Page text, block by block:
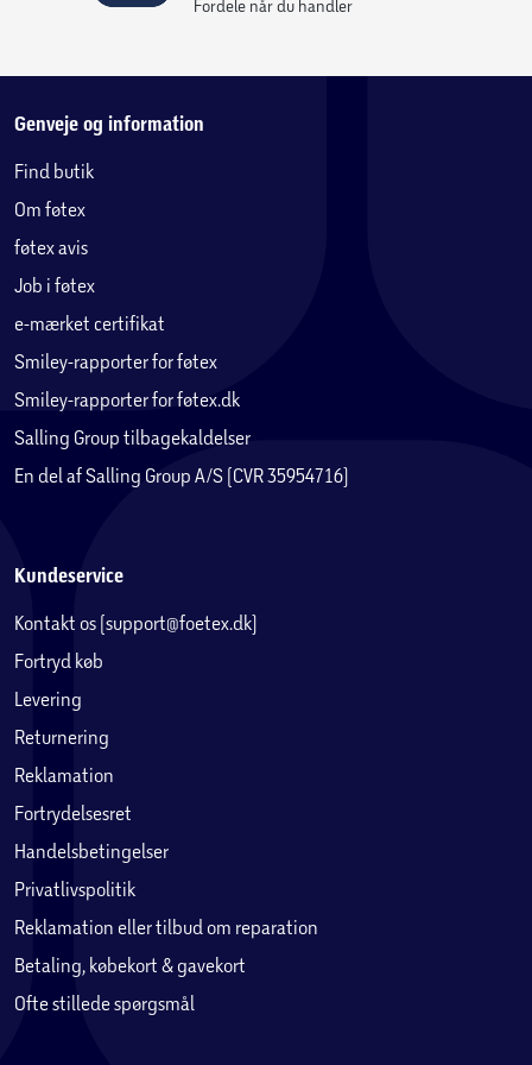
Fordele når du handler
Genveje og information
Find butik
Om føtex
føtex avis
Job i føtex
e-mærket certifikat
Smiley-rapporter for føtex
Smiley-rapporter for føtex.dk
Salling Group tilbagekaldelser
En del af Salling Group A/S (CVR 35954716)
Kundeservice
Kontakt os (support@foetex.dk)
Fortryd køb
Levering
Returnering
Reklamation
Fortrydelsesret
Handelsbetingelser
Privatlivspolitik
Reklamation eller tilbud om reparation
Betaling, købekort & gavekort
Ofte stillede spørgsmål